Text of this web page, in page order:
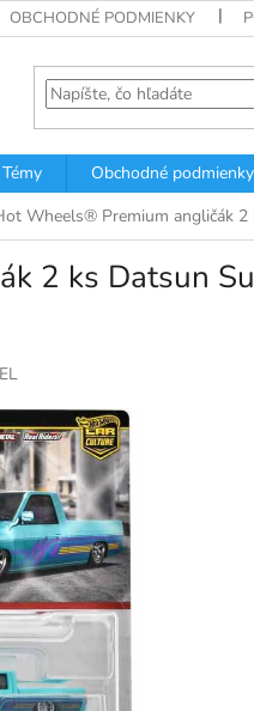
OBCHODNÉ PODMIENKY
Témy Obchodné podmienky
Wheels® Premium angličák
2 ks Datsun